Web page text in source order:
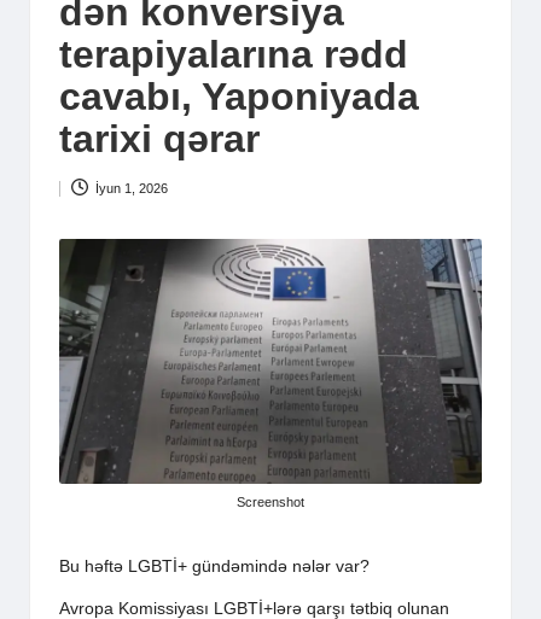
dən konversiya
terapiyalarına rədd
cavabı, Yaponiyada
tarixi qərar
İyun 1, 2026
Screenshot
Bu həftə LGBTİ+ gündəmində nələr var?
Avropa Komissiyası LGBTİ+lərə qarşı tətbiq olunan